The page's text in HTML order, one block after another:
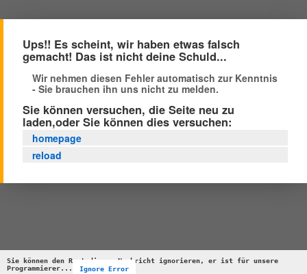
Ups!! Es scheint, wir haben etwas falsch
gemacht! Das ist nicht deine Schuld...
Wir nehmen diesen Fehler automatisch zur Kenntnis
- Sie brauchen ihn uns nicht zu melden.
Sie können versuchen, die Seite neu zu
laden,oder Sie können dies versuchen:
homepage
reload
Sie können den Rest dieser Nachricht ignorieren, er ist für unsere
Programmierer...
Ignore Error